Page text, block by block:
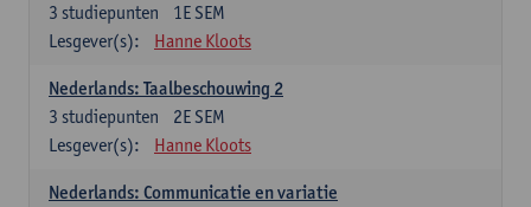
1E SEM
3 studiepunten
Lesgever(s):
Hanne Kloots
Nederlands: Taalbeschouwing 2
2E SEM
3 studiepunten
Lesgever(s):
Hanne Kloots
Nederlands: Communicatie en variatie